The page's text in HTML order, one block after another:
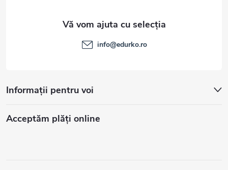
Informații pentru voi
Acceptăm plăţi online
info@edurko.ro